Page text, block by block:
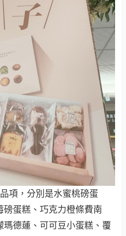
項，分別是水蜜桃磅蛋
磅蛋糕、巧克力橙條費南
瑪德蓮、可可豆小蛋糕、覆